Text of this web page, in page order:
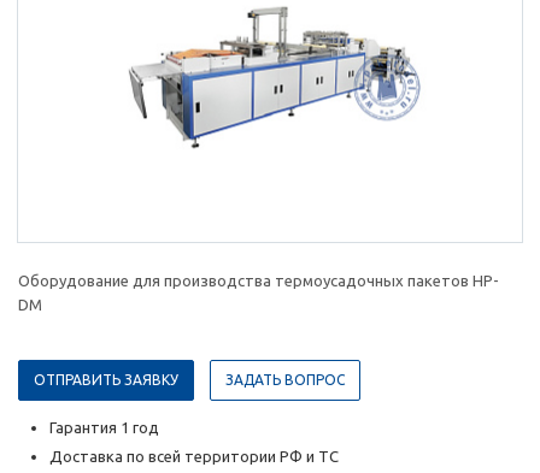
Оборудование для производства термоусадочных пакетов HP-
DM
ОТПРАВИТЬ ЗАЯВКУ ЗАДАТЬ ВОПРОС
Гарантия 1 год
Доставка по всей территории РФ и ТС